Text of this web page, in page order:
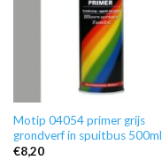
Motip 04054 primer grijs
grondverf in spuitbus 500ml
€8,20